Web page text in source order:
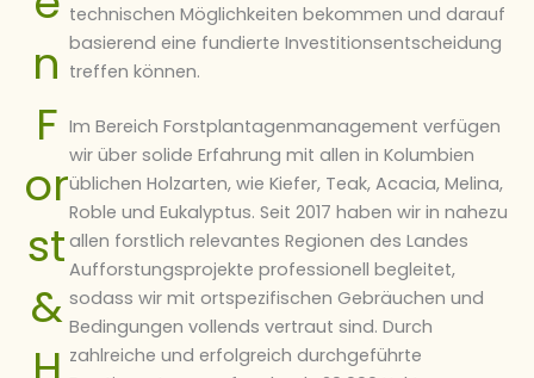
n
F
or
st
&
technischen Möglichkeiten bekommen und darauf
basierend eine fundierte Investitionsentscheidung
treffen können.
Im Bereich Forstplantagenmanagement verfügen
wir über solide Erfahrung mit allen in Kolumbien
üblichen Holzarten, wie Kiefer, Teak, Acacia, Melina,
Roble und Eukalyptus. Seit 2017 haben wir in nahezu
allen forstlich relevantes Regionen des Landes
Aufforstungsprojekte professionell begleitet,
sodass wir mit ortspezifischen Gebräuchen und
Bedingungen vollends vertraut sind. Durch
zahlreiche und erfolgreich durchgeführte